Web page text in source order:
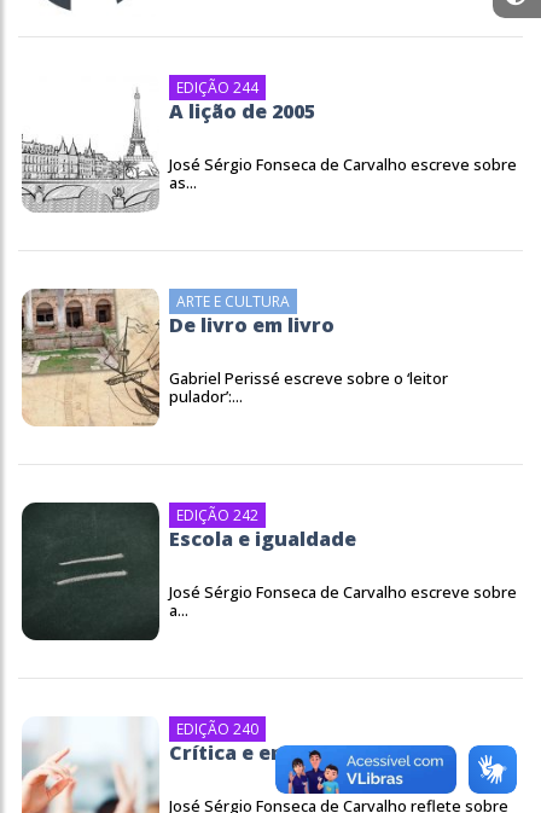
EDIÇÃO 244
A lição de 2005
José Sérgio Fonseca de Carvalho escreve sobre
as...
ARTE E CULTURA
De livro em livro
Gabriel Perissé escreve sobre o ‘leitor
pulador’:...
EDIÇÃO 242
Escola e igualdade
José Sérgio Fonseca de Carvalho escreve sobre
a...
EDIÇÃO 240
Crítica e emancipação
José Sérgio Fonseca de Carvalho reflete sobre